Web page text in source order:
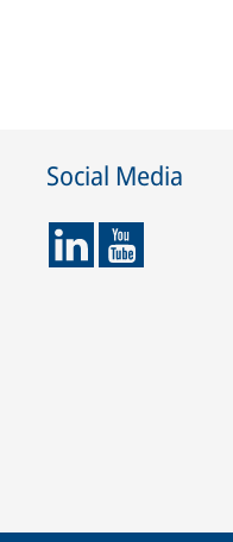
Social Media